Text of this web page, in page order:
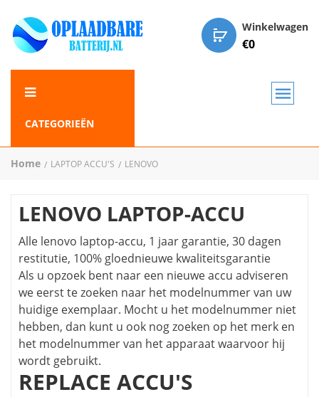
Winkelwagen
€0
CATEGORIEËN
Home LAPTOP ACCU'S LENOVO
LENOVO LAPTOP-ACCU
Alle lenovo laptop-accu, 1 jaar garantie, 30 dagen
restitutie, 100% gloednieuwe kwaliteitsgarantie
Als u opzoek bent naar een nieuwe accu adviseren
we eerst te zoeken naar het modelnummer van uw
huidige exemplaar. Mocht u het modelnummer niet
hebben, dan kunt u ook nog zoeken op het merk en
het modelnummer van het apparaat waarvoor hij
wordt gebruikt.
REPLACE ACCU'S